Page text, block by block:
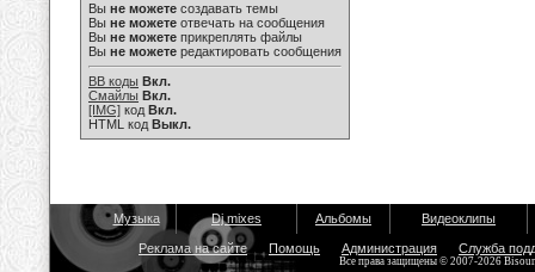
Вы не можете создавать темы
Вы не можете отвечать на сообщения
Вы не можете прикреплять файлы
Вы не можете редактировать сообщения
BB коды Вкл.
Смайлы Вкл.
[IMG] код Вкл.
HTML код Выкл.
Музыка Dj mixes Альбомы Видеоклипы
Реклама на сайте Помощь Администрация Служба
Все права защищены © 2007-2026